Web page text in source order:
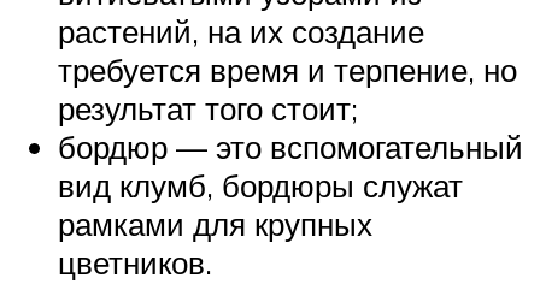
растений, на их создание
требуется время и терпение, но
результат того стоит;
бордюр — это вспомогательный
вид клумб, бордюры служат
рамками для крупных
цветников.